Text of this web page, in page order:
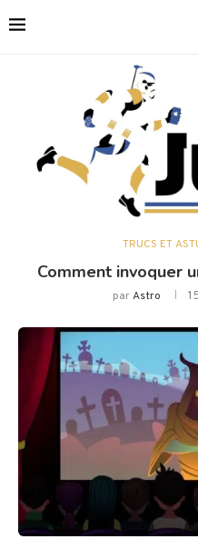
TRUCS ET
Comment invoquer
parAstro